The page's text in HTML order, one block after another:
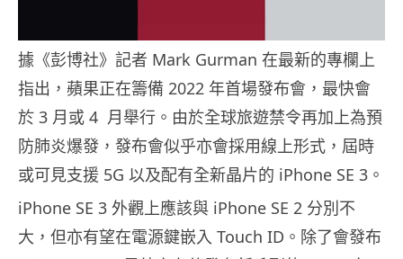
據《彭博社》記者 Mark Gurman 在最新的專欄上
指出，蘋果正在籌備 2022 年首場發布會，最快會
於 3 月或 4 月舉行。由於全球旅遊禁令再加上為預
防肺炎爆發，發布會似乎亦會採用線上形式，屆時
或可見支援 5G 以及配有全新晶片的 iPhone SE 3。
iPhone SE 3 外觀上應該與 iPhone SE 2 分別不
大，但亦有望在電源鍵嵌入 Touch ID。除了會發布